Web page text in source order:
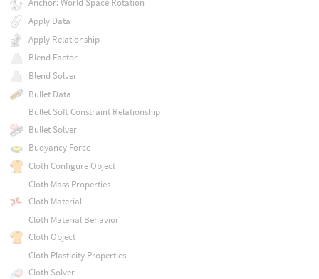
Anchor: World Space Rotation
Apply Data
Apply Relationship
Blend Factor
Blend Solver
Bullet Data
Bullet Soft Constraint Relationship
Bullet Solver
Buoyancy Force
Cloth Configure Object
Cloth Mass Properties
Cloth Material
Cloth Material Behavior
Cloth Object
Cloth Plasticity Properties
Cloth Solver